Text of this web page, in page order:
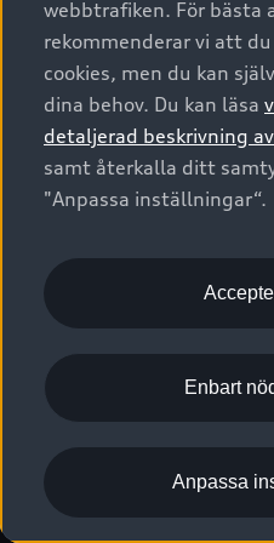
webbtrafiken. För bästa
rekommenderar vi att
cookies, men du kan
dina behov. Du kan läsa
detaljerad beskrivning
samt återkalla ditt
"Anpassa inställningar“.
Enbart
Anpassa
Audi Sport
Finansiering
Audi exclusive
Provkörning
Garantier
Försäkring
Digitala manualer för din
Audi Collection –
Vanliga frågor
2G/3G nätet stängs ned -
Företagsleasing
Kontakta oss
Audi Återförsäljare/-
myAudi
Pressmeddelanden
Nyhetsbrev
Vårt hållbarhetsarbete
Lediga tjänster huvudkontor
Lediga tjänster hos Audi
Kommentar till
© 2026 AUDI SVERIGE. All
Utgivare Juridiskt
Juridiskt Audi Digital
Anpassa inställningar för
Visselblåsarkanaler